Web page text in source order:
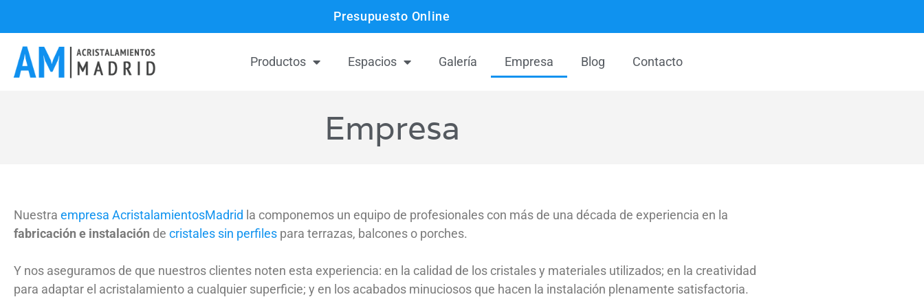
Presupuesto Online
Productos Espacios Galería Empresa Blog Contacto
Empresa
Nuestra empresa AcristalamientosMadrid la componemos un equipo de profesionales con más de una década de experiencia en la
fabricación e instalación de cristales sin perfiles para terrazas, balcones o porches.
Y nos aseguramos de que nuestros clientes noten esta experiencia: en la calidad de los cristales y materiales utilizados; en la creatividad
para adaptar el acristalamiento a cualquier superficie; y en los acabados minuciosos que hacen la instalación plenamente satisfactoria.